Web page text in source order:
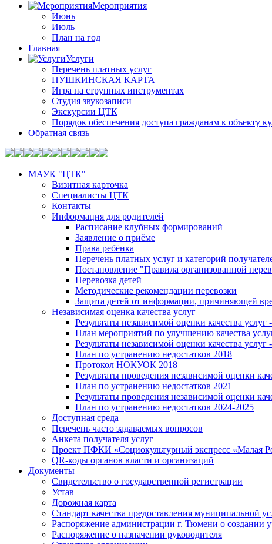
Мероприятия
Июнь
Июль
План на год
Главная
Услуги
Перечень платных услуг
ПУШКИНСКАЯ КАРТА
Игра на струнных инструментах
Студия звукозаписи
Экскурсии ЦТК
Порядок обеспечения доступа гражданам к объекту
Обратная связь
МАУК "ЦТК"
Визитная карточка
Специалисты ЦТК
Контакты
Информация для родителей
Расписание клубных формирований
Заявление о приёме
Права ребёнка
Перечень платных услуг и категорий
Постановление "Правила организованной
Перевозка детей
Методические рекомендации перевозки
Защита детей от информации, причиняющей
Независимая оценка качества услуг
Результаты независимой оценки качества услуг
План мероприятий по улучшению качества
Результаты независимой оценки качества услуг
План по устранению недостатков 2018
Протокол НОКУОК 2018
Результаты проведения независимой оценки
План по устранению недостатков 2021
Результаты проведения независимой оценки
План по устранению недостатков 2024-2025
Доступная среда
Перечень часто задаваемых вопросов
Анкета получателя услуг
Проект ПФКИ «Социокультурный экспресс «Малая
QR-коды органов власти и организаций
Документы
Свидетельство о государственной регистрации
Устав
Дорожная карта
Стандарт качества предоставления муниципальной
Распоряжение администрации г. Тюмени о создании
Распоряжение о назначении руководителя